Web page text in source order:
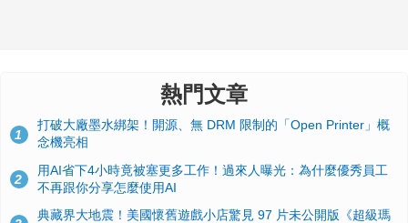
熱門文章
1
打破大廠墨水綁架！開源、無 DRM 限制的「Open Printer」概
念機亮相
2
用AI省下4小時竟被塞更多工作！過來人曝光：為什麼優秀員工
不再跟你分享怎麼使用AI
典藏界大地震！美國懷舊遊戲小店驚見 97 片未公開版《超級瑪